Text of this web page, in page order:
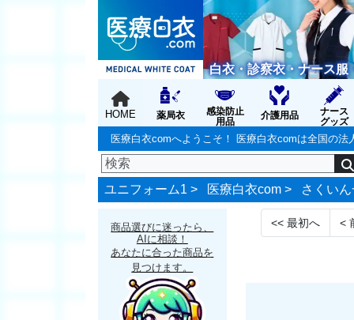
白衣・診察衣・ナース服
HOME 薬局衣
感染防止
用品
介護用品
ナース
グッズ
医療白衣comへようこそ！ 医療白衣comは全国の
ユニフォーム1 > 医療白衣com > さくい
商品選びに迷ったら、
AIに相談！
あなたに合った商品を
見つけます。
<< 最初へ <